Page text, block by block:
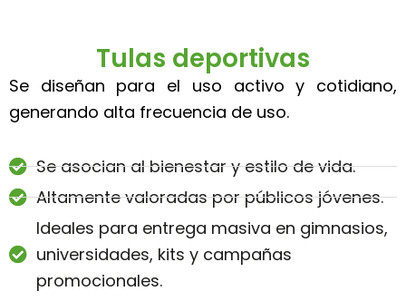
Tulas deportivas
Se diseñan para el uso activo y cotidiano,
generando alta frecuencia de uso.
Se asocian al bienestar y estilo de vida.
Altamente valoradas por públicos jóvenes.
Ideales para entrega masiva en gimnasios,
universidades, kits y campañas
promocionales.